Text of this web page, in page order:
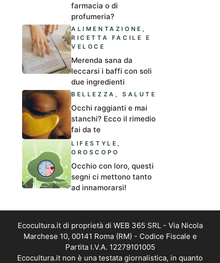
farmacia o di
profumeria?
ALIMENTAZIONE ,
RICETTA FACILE E
VELOCE
Merenda sana da
leccarsi i baffi con soli
due ingredienti
BELLEZZA ,SALUTE
Occhi raggianti e mai
stanchi? Ecco il rimedio
fai da te
LIFESTYLE ,
OROSCOPO
Occhio con loro, questi
segni ci mettono tanto
ad innamorarsi!
Ecocultura.it di proprietà di WEB 365 SRL - Via Nicola
Marchese 10, 00141 Roma (RM) - Codice Fiscale e
Partita I.V.A. 12279101005
Ecocultura.it non è una testata giornalistica, in quanto